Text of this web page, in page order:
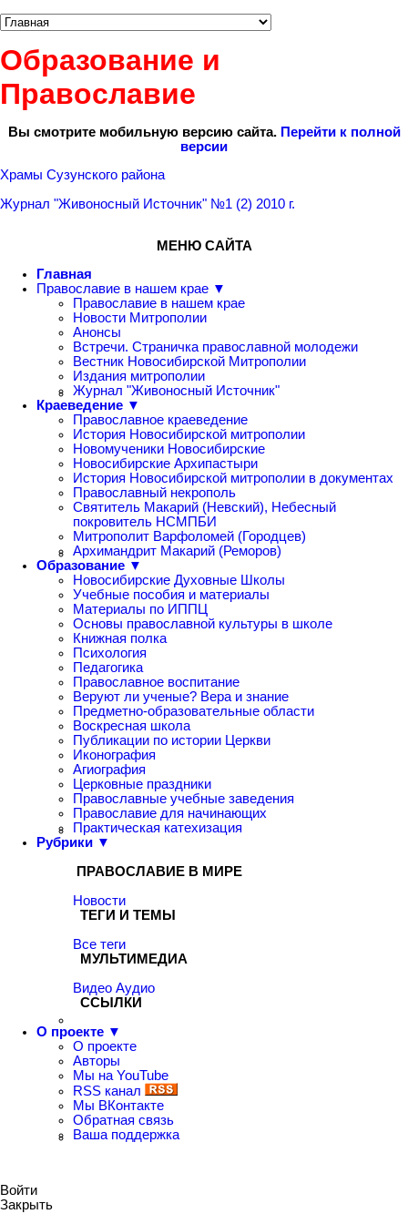
Образование и
Православие
Вы смотрите мобильную версию сайта. Перейти к полной
версии
Храмы Сузунского района
Журнал "Живоносный Источник" №1 (2) 2010 г.
МЕНЮ САЙТА
Главная
Православие в нашем крае ▼
Православие в нашем крае
Новости Митрополии
Анонсы
Встречи. Страничка православной молодежи
Вестник Новосибирской Митрополии
Издания митрополии
Журнал "Живоносный Источник"
Краеведение ▼
Православное краеведение
История Новосибирской митрополии
Новомученики Новосибирские
Новосибирские Архипастыри
История Новосибирской митрополии в документах
Православный некрополь
Святитель Макарий (Невский), Небесный
покровитель НСМПБИ
Митрополит Варфоломей (Городцев)
Архимандрит Макарий (Реморов)
Образование ▼
Новосибирские Духовные Школы
Учебные пособия и материалы
Материалы по ИППЦ
Основы православной культуры в школе
Книжная полка
Психология
Педагогика
Православное воспитание
Веруют ли ученые? Вера и знание
Предметно-образовательные области
Воскресная школа
Публикации по истории Церкви
Иконография
Агиография
Церковные праздники
Православные учебные заведения
Православие для начинающих
Практическая катехизация
Рубрики ▼
ПРАВОСЛАВИЕ В МИРЕ
Новости
ТЕГИ И ТЕМЫ
Все теги
МУЛЬТИМЕДИА
Видео Аудио
ССЫЛКИ
О проекте ▼
О проекте
Авторы
Мы на YouTube
RSS канал
Мы ВКонтакте
Обратная связь
Ваша поддержка
Войти
Закрыть